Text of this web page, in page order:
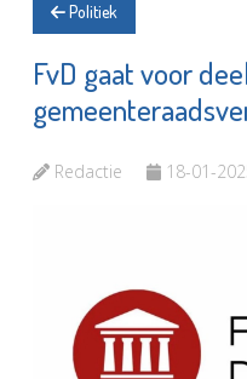
Politiek
FvD gaat voor
Redactie 18-01-